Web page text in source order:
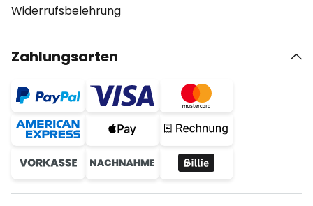
Widerrufsbelehrung
Zahlungsarten